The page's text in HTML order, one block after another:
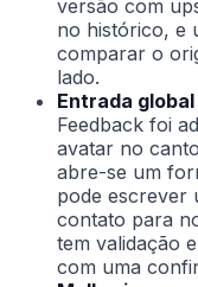
versão com
no histórico, e
comparar o
lado.
Entrada
Feedback foi
avatar no
abre-se um
pode escrever
contato para
tem validação
com uma